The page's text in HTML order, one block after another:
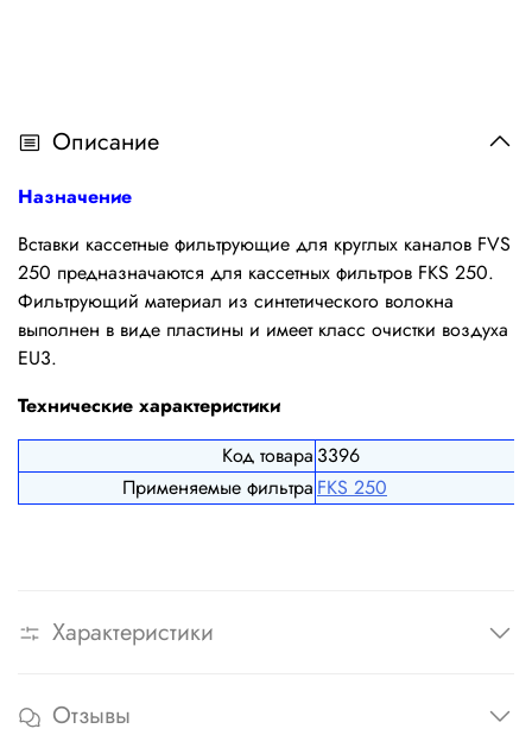
Описание
Назначение
Вставки кассетные фильтрующие для круглых каналов FVS
250 предназначаются для кассетных фильтров FKS 250.
Фильтрующий материал из синтетического волокна
выполнен в виде пластины и имеет класс очистки воздуха
EU3.
Технические характеристики
Код товара 3396
Применяемые фильтра FКS 250
Характеристики
Отзывы